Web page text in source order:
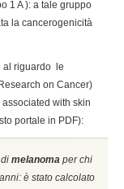
1 A ): a tale gruppo
la cancerogenicità
al riguardo le
on Cancer)
with skin
portale in PDF):
melanoma per chi
è stato calcolato